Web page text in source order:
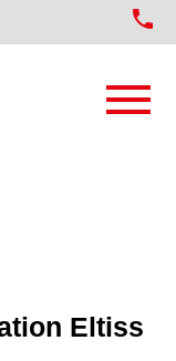
phone
Eltiss